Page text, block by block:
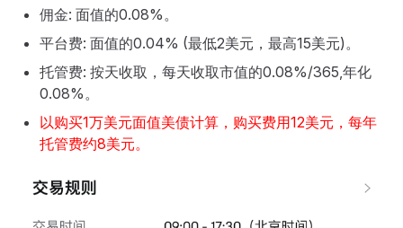
佣金: 面值的0.08%。
平台费: 面值的0.04% (最低2美元，最高15美元)。
托管费: 按天收取，每天收取市值的0.08%/365,年化
0.08%。
以购买1万美元面值美债计算，购买费用12美元，每年
托管费约8美元。